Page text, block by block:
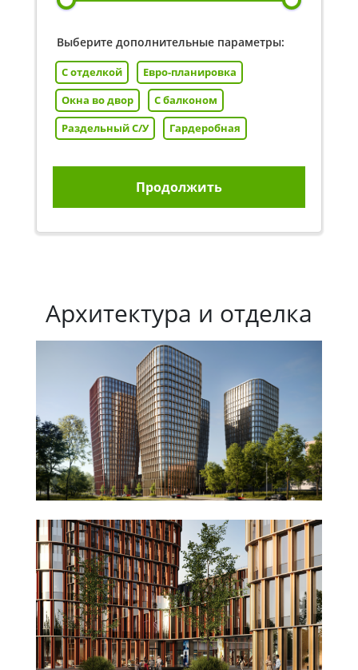
Выберите дополнительные параметры:
С отделкой
Евро-планировка
Окна во двор
С балконом
Раздельный С/У
Гардеробная
Продолжить
Архитектура и отделка